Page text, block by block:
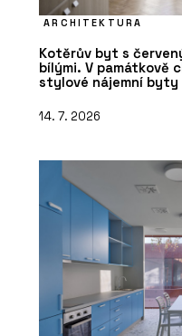
ARCHITEKTURA
Kotěrův byt s
bílými. V památkově
stylové nájemní byty
14. 7. 2026